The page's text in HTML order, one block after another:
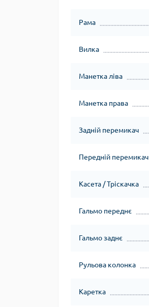
Рама
Вилка
Манетка ліва
Манетка права
Задній перемикач
Передній перемикач
Касета / Тріскачка
Гальмо переднє
Гальмо заднє
Рульова колонка
Каретка